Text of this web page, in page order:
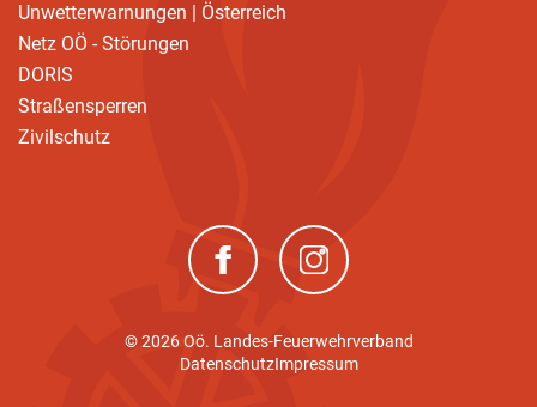
Unwetterwarnungen | Österreich
Netz OÖ - Störungen
DORIS
Straßensperren
Zivilschutz
(neues Fenster)(neues Fenster)
© 2026 Oö. Landes-Feuerwehrverband
DatenschutzImpressum